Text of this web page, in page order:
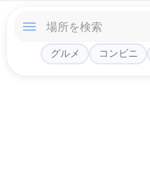
グルメ コンビニ